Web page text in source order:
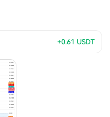
+0.61 USDT